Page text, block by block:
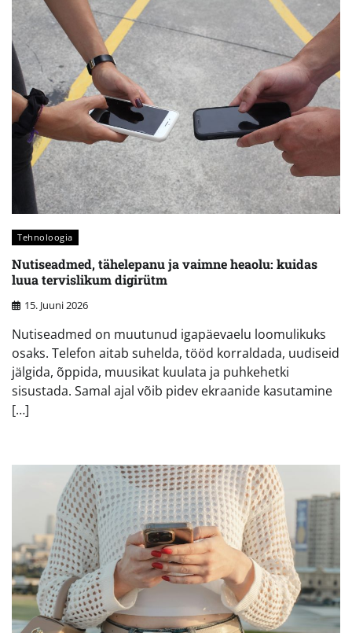
Tehnoloogia
Nutiseadmed, tähelepanu ja vaimne heaolu: kuidas
luua tervislikum digirütm
15. Juuni 2026
Nutiseadmed on muutunud igapäevaelu loomulikuks
osaks. Telefon aitab suhelda, tööd korraldada, uudiseid
jälgida, õppida, muusikat kuulata ja puhkehetki
sisustada. Samal ajal võib pidev ekraanide kasutamine
[…]